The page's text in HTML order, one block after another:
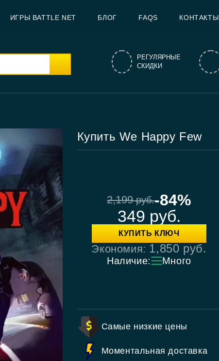
ИГРЫ BATTLE NET БЛОГ FAQS КОНТАКТЫ
РЕГУЛЯРНЫЕ
СКИДКИ
Купить We Happy Few
2,199руб.-84%
349 руб.
КУПИТЬ КЛЮЧ
Экономия: 1,850 руб.
Наличие: Много
Самые низкие цены
Моментальная доставка